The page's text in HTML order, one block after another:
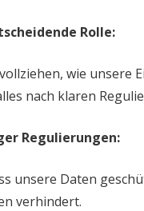
Rolle:
wie unsere
nach klaren
Regulierungen:
unsere Daten
verhindert.